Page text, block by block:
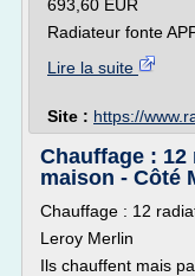
693,60 EUR
Radiateur fonte
Lire la suite
Site : https://
Chauffage :
maison - Côté
Chauffage : 12
Leroy Merlin
Ils chauffent mais